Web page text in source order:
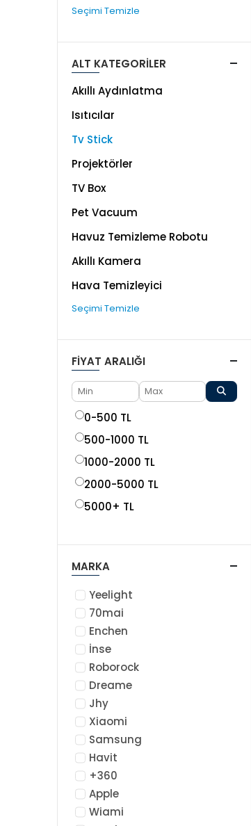
Seçimi Temizle
ALT KATEGORİLER
Akıllı Aydınlatma
Isıtıcılar
Tv Stick
Projektörler
TV Box
Pet Vacuum
Havuz Temizleme Robotu
Akıllı Kamera
Hava Temizleyici
Seçimi Temizle
FIYAT ARALIĞI
0-500 TL
500-1000 TL
1000-2000 TL
2000-5000 TL
5000+ TL
MARKA
Yeelight
70mai
Enchen
İnse
Roborock
Dreame
Jhy
Xiaomi
Samsung
Havit
+360
Apple
Wiami